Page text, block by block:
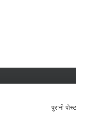
पुरानी पोस्ट